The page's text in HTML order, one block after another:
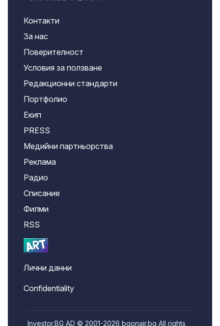
Контакти
За нас
Поверителност
Условия за ползване
Редакционни стандарти
Портфолио
Екип
PRESS
Медийни партньорства
Реклама
Радио
Списание
Филми
RSS
Лични данни
Confidentiality
Investor.BG AD © 2001-2026 bgonair.bg All rights